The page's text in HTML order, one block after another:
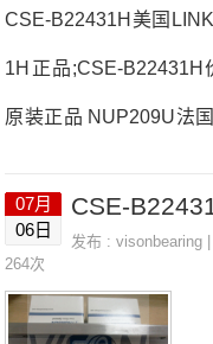
CSE-B22431H美国
1H正品;CSE-B22431H
原装正品 NUP209U法
1CVUJ84S法国SNR轴
C3采购 热销型号推荐
1Z，P2BE203-SRB-
07月
06日
发布 :visonbearing
264次